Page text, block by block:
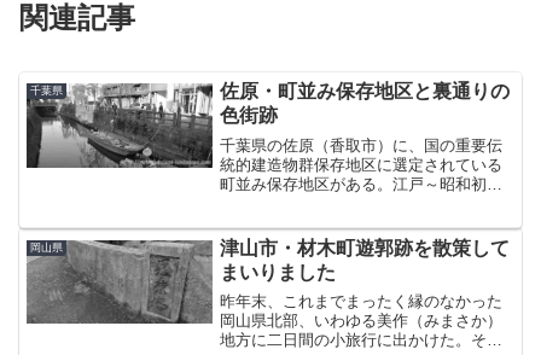
関連記事
千葉県
佐原・町並み保存地区と裏通りの
色街跡
千葉県の佐原（香取市）に、国の重要伝
統的建造物群保存地区に選定されている
町並み保存地区がある。江戸～昭和初期
ったその場所に、ようやく足を運ぶこと
ができたのは昨年の11月...
岡山県
津山市・材木町遊郭跡を散策して
まいりました
昨年末、これまでまったく縁のなかった
岡山県北部、いわゆる美作（みまさか）
地方に二日間の小旅行に出かけた。その